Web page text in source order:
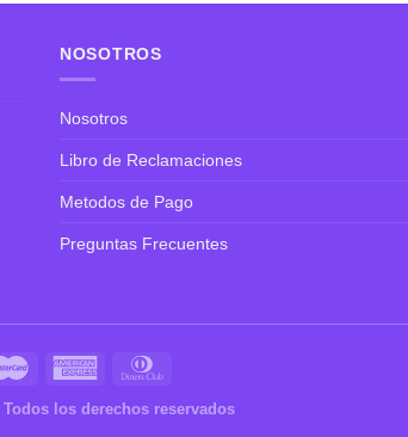
NOSOTROS
Nosotros
Libro de Reclamaciones
Metodos de Pago
Preguntas Frecuentes
Todos los derechos reservados